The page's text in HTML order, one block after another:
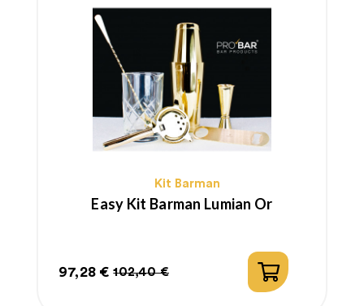
Kit Barman
Easy Kit Barman Lumian Or
Prix
97,28 €
Prix
102,40 €